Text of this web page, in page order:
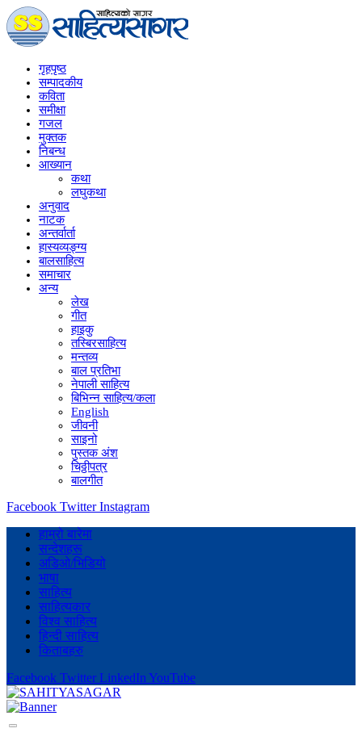
गृहपृष्‍ठ
सम्पादकीय
कविता
समीक्षा
गजल
मुक्तक
निबन्ध
आख्यान
कथा
लघुकथा
अनुवाद
नाटक
अन्तर्वार्ता
हास्यव्यङ्ग्य
बालसाहित्य
समाचार
अन्य
लेख
गीत
हाइकु
तस्बिरसाहित्य
मन्तव्य
बाल प्रतिभा
नेपाली साहित्य
बिभिन्न साहित्य/कला
English
जीवनी
साइनो
पुस्तक अंश
चिठ्ठीपत्र
बालगीत
Facebook Twitter Instagram
हाम्रो बारेमा
सन्देशहरू
अडिओ/भिडियो
भाषा
साहित्य
साहित्यकार
विश्व साहित्य
हिन्दी साहित्य
किताबहरु
Facebook Twitter LinkedIn YouTube